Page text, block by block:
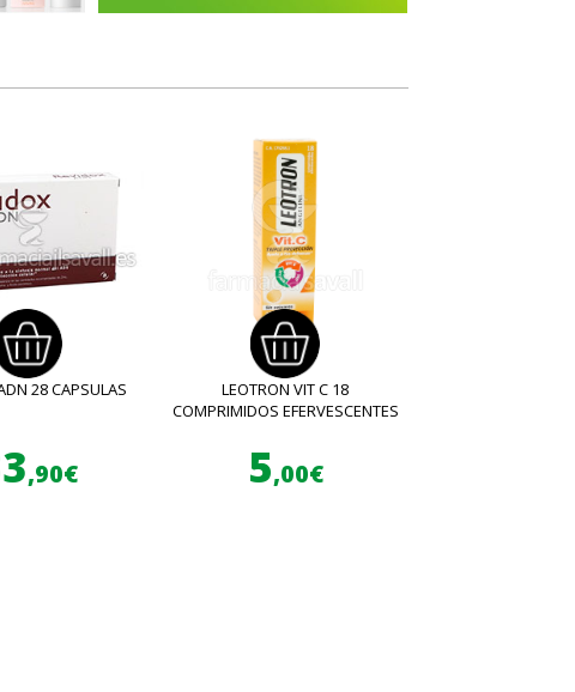
28 CAPSULAS
,90€
LEOTRON VIT C 18
COMPRIMIDOS EFERVESCENTES
5,00€